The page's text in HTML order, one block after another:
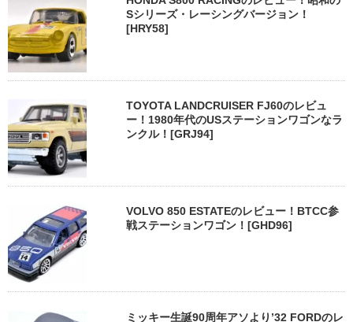
Sシリーズ・レーシングバージョン！
[HRY58]
TOYOTA LANDCRUISER FJ60のレビュ
ー！1980年代のUSステーションワゴンなラ
ンクル！[GRJ94]
VOLVO 850 ESTATEのレビュー！BTCC参
戦ステーションワゴン！[GHD96]
ミッキー生誕90周年アソより’32 FORDのレ